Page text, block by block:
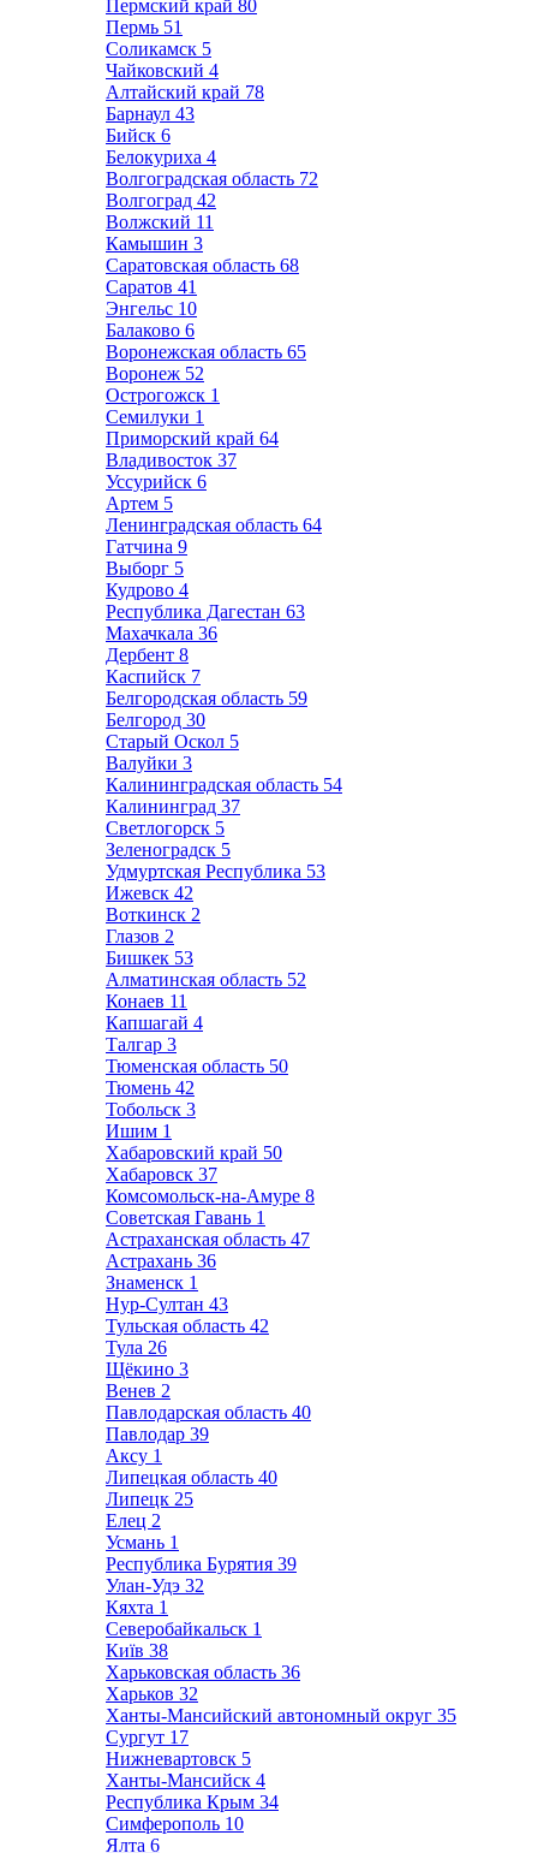
Пермский край 80
Пермь 51
Соликамск 5
Чайковский 4
Алтайский край 78
Барнаул 43
Бийск 6
Белокуриха 4
Волгоградская область 72
Волгоград 42
Волжский 11
Камышин 3
Саратовская область 68
Саратов 41
Энгельс 10
Балаково 6
Воронежская область 65
Воронеж 52
Острогожск 1
Семилуки 1
Приморский край 64
Владивосток 37
Уссурийск 6
Артем 5
Ленинградская область 64
Гатчина 9
Выборг 5
Кудрово 4
Республика Дагестан 63
Махачкала 36
Дербент 8
Каспийск 7
Белгородская область 59
Белгород 30
Старый Оскол 5
Валуйки 3
Калининградская область 54
Калининград 37
Светлогорск 5
Зеленоградск 5
Удмуртская Республика 53
Ижевск 42
Воткинск 2
Глазов 2
Бишкек 53
Алматинская область 52
Конаев 11
Капшагай 4
Талгар 3
Тюменская область 50
Тюмень 42
Тобольск 3
Ишим 1
Хабаровский край 50
Хабаровск 37
Комсомольск-на-Амуре 8
Советская Гавань 1
Астраханская область 47
Астрахань 36
Знаменск 1
Нур-Султан 43
Тульская область 42
Тула 26
Щёкино 3
Венев 2
Павлодарская область 40
Павлодар 39
Аксу 1
Липецкая область 40
Липецк 25
Елец 2
Усмань 1
Республика Бурятия 39
Улан-Удэ 32
Кяхта 1
Северобайкальск 1
Київ 38
Харьковская область 36
Харьков 32
Ханты-Мансийский автономный округ 35
Сургут 17
Нижневартовск 5
Ханты-Мансийск 4
Республика Крым 34
Симферополь 10
Ялта 6